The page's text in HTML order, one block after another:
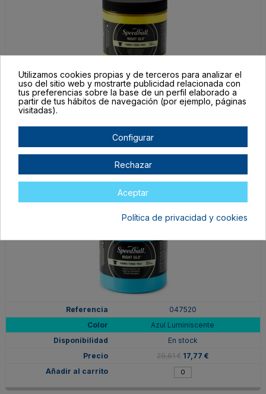
047521
Amarillo Luminiscente
047520
Azul Luminiscente
En stock
29,61 € 17,77 €
Utilizamos cookies propias y de terceros para analizar el
uso del sitio web y mostrarte publicidad relacionada con
tus preferencias sobre la base de un perfil elaborado a
partir de tus hábitos de navegación (por ejemplo, páginas
visitadas).
Configurar
Rechazar
Aceptar
Política de privacidad y cookies